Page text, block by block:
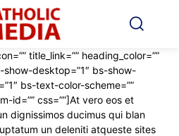
title_link=”” heading_color=””
show-desktop=”1″ bs-show-
bs-text-color-scheme=””
id=”” css=””]At vero eos et
dignissimos ducimus qui blan
un deleniti atqueste sites